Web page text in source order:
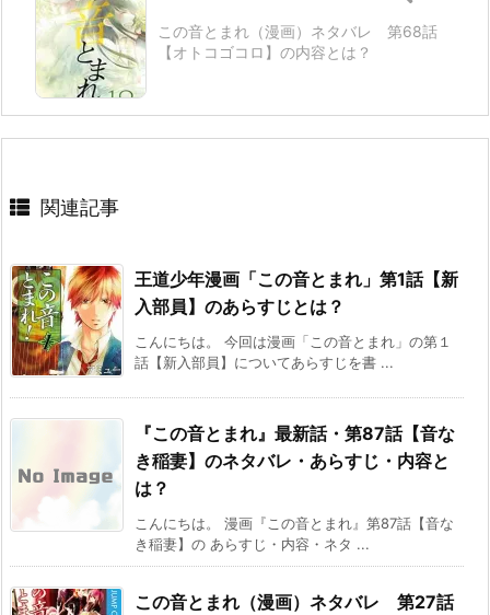
この音とまれ（漫画）ネタバレ 第68話
【オトコゴコロ】の内容とは？
関連記事
王道少年漫画「この音とまれ」第1話【新
入部員】のあらすじとは？
こんにちは。 今回は漫画「この音とまれ」の第１
話【新入部員】についてあらすじを書 ...
『この音とまれ』最新話・第87話【音な
き稲妻】のネタバレ・あらすじ・内容と
は？
こんにちは。 漫画『この音とまれ』第87話【音な
き稲妻】の あらすじ・内容・ネタ ...
この音とまれ（漫画）ネタバレ 第27話